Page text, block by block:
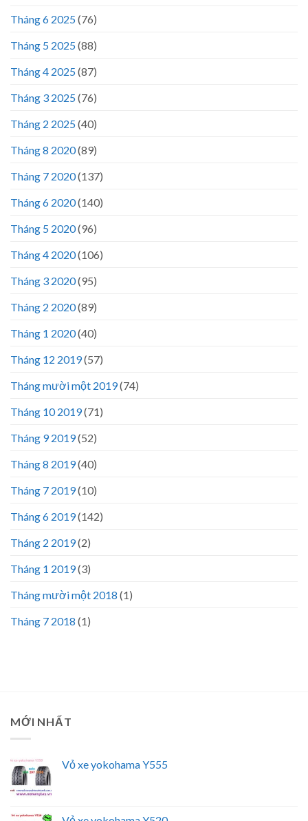
Tháng 6 2025(76)
Tháng 5 2025(88)
Tháng 4 2025(87)
Tháng 3 2025(76)
Tháng 2 2025(40)
Tháng 8 2020(89)
Tháng 7 2020(137)
Tháng 6 2020(140)
Tháng 5 2020(96)
Tháng 4 2020(106)
Tháng 3 2020(95)
Tháng 2 2020(89)
Tháng 1 2020(40)
Tháng 12 2019(57)
Tháng mười một 2019(74)
Tháng 10 2019(71)
Tháng 9 2019(52)
Tháng 8 2019(40)
Tháng 7 2019(10)
Tháng 6 2019(142)
Tháng 2 2019(2)
Tháng 1 2019(3)
Tháng mười một 2018 (1)
Tháng 7 2018 (1)
MỚI NHẤT
Vỏ xe yokohama Y555